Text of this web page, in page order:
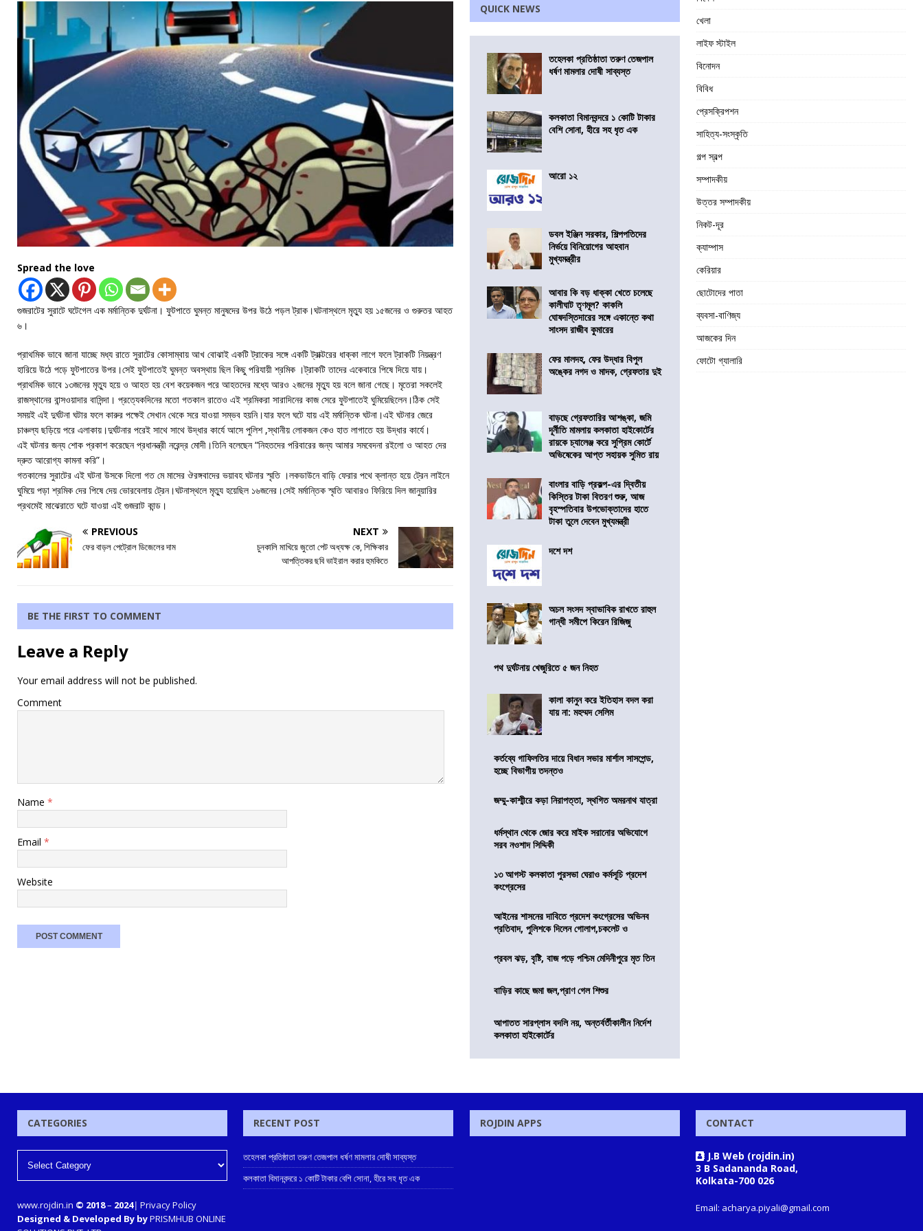
Spread the love
গুজরাটের সুরাটে ঘটেগেল এক মর্মান্তিক দুর্ঘটনা। ফুটপাতে ঘুমন্ত মানুষদের উপর উঠে পড়ল ট্রাক।ঘটনাস্থলে মৃত্যু হয় ১৫জনের ও গুরুতর আহত
৬।
প্রাথমিক ভাবে জানা যাচ্ছে মধ্য রাতে সুরাটের কোসাম্বায় আখ বোঝাই একটি ট্রাকের সঙ্গে একটি ট্রাক্টরের ধাক্কা লাগে ফলে ট্রাকটি নিয়ন্ত্রণ
হারিয়ে উঠে পড়ে ফুটপাতের উপর।সেই ফুটপাতেই ঘুমন্ত অবস্থায় ছিল কিছু পরিযায়ী শ্রমিক ।ট্রাকটি তাদের একেবারে পিষে দিয়ে যায়।
প্রাথমিক ভাবে ১৩জনের মৃত্যু হয়ে ও আহত হয় বেশ কয়েকজন পরে আহতদের মধ্যে আরও ২জনের মৃত্যু হয় বলে জানা গেছে। মৃতেরা সকলেই
রাজস্থানের বান্সওয়াদার বাসিন্দা। প্রত্যেকদিনের মতো গতকাল রাতেও এই শ্রমিকরা সারাদিনের কাজ সেরে ফুটপাতেই ঘুমিয়েছিলেন।ঠিক সেই
সময়ই এই দুর্ঘটনা ঘটার ফলে কারুর পক্ষেই সেখান থেকে সরে যাওয়া সম্ভব হয়নি।যার ফলে ঘটে যায় এই মর্মান্তিক ঘটনা।এই ঘটনার জেরে
চাঞ্চল্য ছড়িয়ে পরে এলাকায়।দুর্ঘটনার পরেই সাথে সাথে উদ্ধার কার্যে আসে পুলিশ ,স্থানীয় লোকজন কেও হাত লাগাতে হয় উদ্ধার কার্যে।
এই ঘটনার জন্য শোক প্রকাশ করেছেন প্রধানন্ত্রী নরেন্দ্র মোদী।তিনি বলেছেন “নিহতদের পরিবারের জন্য আমার সমবেদনা রইলো ও আহত দের
দ্রুত আরোগ্য কামনা করি”।
গতকালের সুরাটের এই ঘটনা উসকে দিলো গত মে মাসের ঔরঙ্গবাদের ভয়াবহ ঘটনার স্মৃতি ।লকডাউনে বাড়ি ফেরার পথে ক্লান্ত হয়ে ট্রেন লাইনে
ঘুমিয়ে পড়া শ্রমিক দের পিষে দেয় ভোরবেলায় ট্রেন।ঘটনাস্থলে মৃত্যু হয়েছিল ১৬জনের।সেই মর্মান্তিক স্মৃতি আবারও ফিরিয়ে দিল জানুয়ারির
প্রথমেই মাঝেরাতে ঘটে যাওয়া এই গুজরাট কান্ড।
PREVIOUS
ফের বাড়ল পেট্রোল ডিজেলের দাম
NEXT
চুনকালি মাখিয়ে জুতো পেট অধ্যক্ষ কে, শিক্ষিকার
আপত্তিকর ছবি ভাইরাল করার হুমকিতে
BE THE FIRST TO COMMENT
Leave a Reply
Your email address will not be published.
Comment
Name *
Email *
Website
QUICK NEWS
তহেলকা প্রতিষ্ঠাতা তরুণ তেজপাল
ধর্ষণ মামলার দোষী সাব্যস্ত
কলকাতা বিমানবন্দরে ১ কোটি টাকার
বেশি সোনা, হীরে সহ ধৃত এক
আরো ১২
ডবল ইঞ্জিন সরকার, শিল্পপতিদের
নির্ভয়ে বিনিয়োগের আহবান
মুখ্যমন্ত্রীর
আবার কি বড় ধাক্কা খেতে চলেছে
কালীঘাট তৃণমূল? কাকলি
ঘোষদস্তিদারের সঙ্গে একান্তে কথা
সাংসদ রাজীব কুমারের
ফের মালদহ, ফের উদ্ধার বিপুল
অঙ্কের নগদ ও মাদক, গ্রেফতার দুই
বাড়ছে গ্রেফতারির আশঙ্কা, জমি
দূর্নীতি মামলায় কলকাতা হাইকোর্টের
রায়কে চ্যালেঞ্জ করে সুপ্রিম কোর্টে
অভিষেকের আপ্ত সহায়ক সুমিত রায়
বাংলার বাড়ি প্রকল্প-এর দ্বিতীয়
কিস্তির টাকা বিতরণ শুরু, আজ
বৃহস্পতিবার উপভোক্তাদের হাতে
টাকা তুলে দেবেন মুখ্যমন্ত্রী
দশে দশ
অচল সংসদ স্বাভাবিক রাখতে রাহুল
গান্ধী সমীপে কিরেন রিজিজু
পথ দুর্ঘটনায় খেজুরিতে ৫ জন নিহত
কালা কানুন করে ইতিহাস বদল করা
যায় না: মহম্মদ সেলিম
কর্তব্যে গাফিলতির দায়ে বিধান সভার মার্শাল সাসপেন্ড,
হচ্ছে বিভাগীয় তদন্তও
জম্মু-কাশ্মীরে কড়া নিরাপত্তা, স্থগিত অমরনাথ যাত্রা
ধর্মস্থান থেকে জোর করে মাইক সরানোর অভিযোগে
সরব নওশাদ সিদ্দিকী
১৩ আগস্ট কলকাতা পুরসভা ঘেরাও কর্মসূচি প্রদেশ
কংগ্রেসের
আইনের শাসনের দাবিতে প্রদেশ কংগ্রেসের অভিনব
প্রতিবাদ, পুলিশকে দিলেন গোলাপ,চকলেট ও
প্রবল ঝড়, বৃষ্টি, বাজ পড়ে পশ্চিম মেদিনীপুরে মৃত তিন
বাড়ির কাছে জমা জল,প্রাণ গেল শিশুর
আপাতত সারপ্লাস বদলি নয়, অন্তর্বর্তীকালীন নির্দেশ
কলকাতা হাইকোর্টের
খেলা
লাইফ স্টাইল
বিনোদন
বিবিধ
প্রেসক্রিপশন
সাহিত্য-সংস্কৃতি
গল্প স্বল্প
সম্পাদকীয়
উত্তর সম্পাদকীয়
নিকট-দূর
ক্যাম্পাস
কেরিয়ার
ছোটোদের পাতা
ব্যবসা-বাণিজ্য
আজকের দিন
ফোটো গ্যালারি
CATEGORIES
www.rojdin.in © 2018– 2024| Privacy Policy
Designed & Developed By byPRISMHUB ONLINE
RECENT POST
তহেলকা প্রতিষ্ঠাতা তরুণ তেজপাল ধর্ষণ মামলার দোষী সাব্যস্ত
কলকাতা বিমানবন্দরে ১ কোটি টাকার বেশি সোনা, হীরে সহ ধৃত এক
ROJDIN APPS CONTACT
J.B Web (rojdin.in)
3 B Sadananda Road,
Kolkata-700 026
Email: acharya.piyali@gmail.com